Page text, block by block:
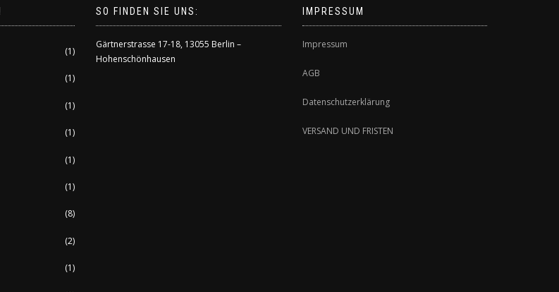
(1)
(1)
(1)
(1)
(1)
(1)
(8)
(2)
(1)
SO FINDEN SIE UNS:
Gärtnerstrasse 17-18, 13055 Berlin –
Hohenschönhausen
IMPRESSUM
Impressum
AGB
Datenschutzerklärung
VERSAND UND FRISTEN